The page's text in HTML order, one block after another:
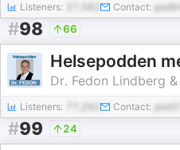
Listeners: Contact:
#98 66
Helsepodden
Dr. Fedon Lindberg
Listeners: Contact:
#99 24